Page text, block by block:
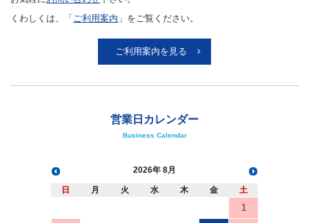
くわしくは、「 ご利用案内 」をご覧ください。
ご利用案内を見る
営業日カレンダー
Business Calendar
2026 8月
日 月 火 水 木 金 土
1